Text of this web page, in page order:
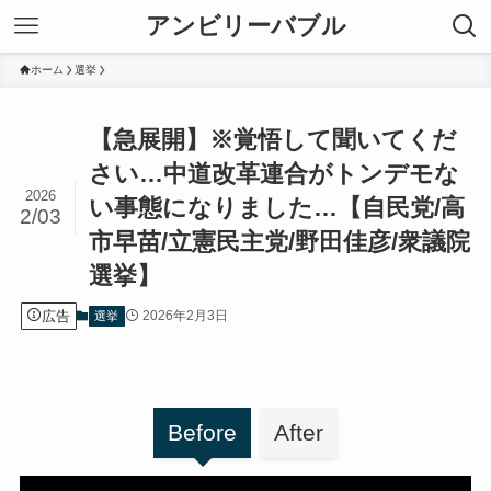
アンビリーバブル
ホーム 選挙
【急展開】※覚悟して聞いてくだ
さい…中道改革連合がトンデモな
い事態になりました…【自民党/高
市早苗/立憲民主党/野田佳彦/衆議院
選挙】
2026
2/03
広告 選挙 2026年2月3日
Before After